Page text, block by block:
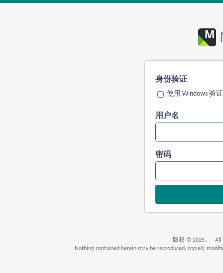
身份验证
使用 Windows 验证
用户名
密码
版权 © 2025。 All
Nothing contained herein may be reproduced, copied,